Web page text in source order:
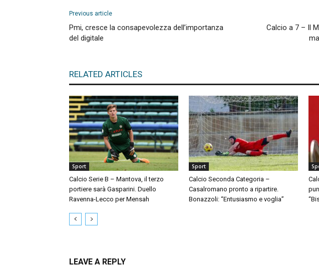
Previous article
Pmi, cresce la consapevolezza dell’importanza
del digitale
Calcio a 7 – Il
RELATED ARTICLES
Sport
Calcio Serie B – Mantova, il terzo
portiere sarà Gasparini. Duello
Ravenna-Lecco per Mensah
Sport
Calcio Seconda Categoria –
Casalromano pronto a ripartire.
Bonazzoli: “Entusiasmo e voglia”
LEAVE A REPLY